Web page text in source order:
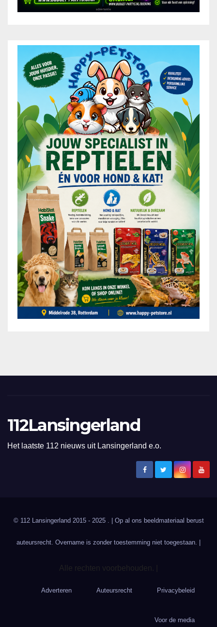
112Lansingerland
Het laatste 112 nieuws uit Lansingerland e.o.
© 112 Lansingerland 2015 - 2025 . | Op al ons beeldmateriaal berust
auteursrecht. Overname is zonder toestemming niet toegestaan. |
Alle rechten voorbehouden. |
Adverteren Auteursrecht Privacybeleid
Voor de media